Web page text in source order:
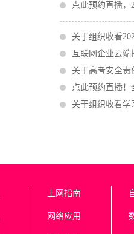
点此预约直播，
关于组织收看
互联网企业云
关于高考安全责
点此预约直播！
关于组织收看学
上网指南
网络应用